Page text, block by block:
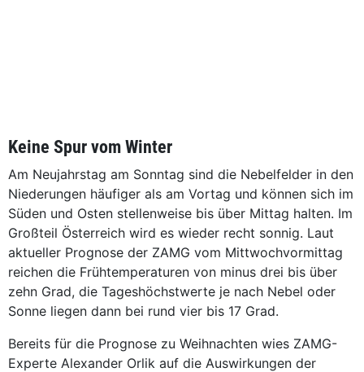
Keine Spur vom Winter
Am Neujahrstag am Sonntag sind die Nebelfelder in den
Niederungen häufiger als am Vortag und können sich im
Süden und Osten stellenweise bis über Mittag halten. Im
Großteil Österreich wird es wieder recht sonnig. Laut
aktueller Prognose der ZAMG vom Mittwochvormittag
reichen die Frühtemperaturen von minus drei bis über
zehn Grad, die Tageshöchstwerte je nach Nebel oder
Sonne liegen dann bei rund vier bis 17 Grad.
Bereits für die Prognose zu Weihnachten wies ZAMG-
Experte Alexander Orlik auf die Auswirkungen der